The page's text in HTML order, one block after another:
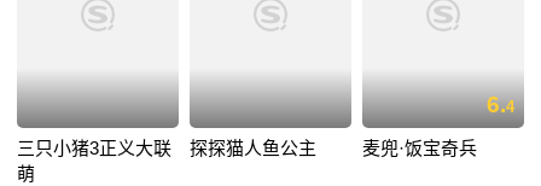
三只小猪3正义大联
萌
探探猫人鱼公主
6.4
麦兜·饭宝奇兵